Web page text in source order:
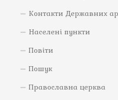
Контакти Державних
Населені пункти
Повіти
Пошук
Православна церква